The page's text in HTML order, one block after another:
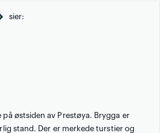
sier:
østsiden av Prestøya. Brygga er
stand. Der er merkede turstier og